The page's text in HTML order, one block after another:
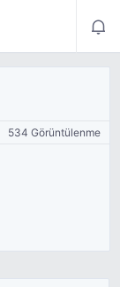
534 Görüntülenme